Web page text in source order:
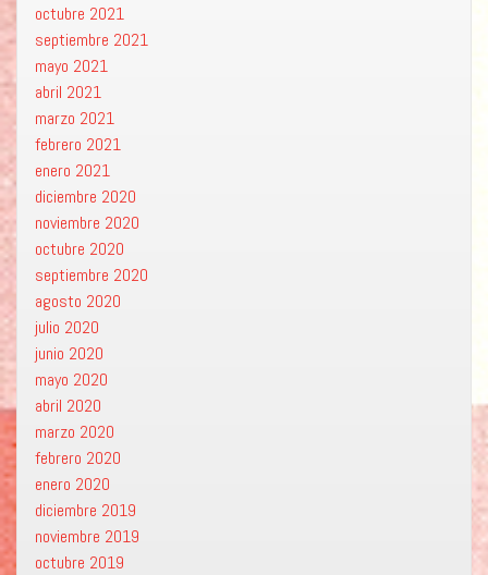
octubre 2021
septiembre 2021
mayo 2021
abril 2021
marzo 2021
febrero 2021
enero 2021
diciembre 2020
noviembre 2020
octubre 2020
septiembre 2020
agosto 2020
julio 2020
junio 2020
mayo 2020
abril 2020
marzo 2020
febrero 2020
enero 2020
diciembre 2019
noviembre 2019
octubre 2019